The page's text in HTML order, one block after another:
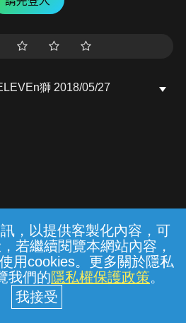
，以提供客製化內容，可
若繼續閱覽本網站內容，
用cookies。更多關於隱私
我們的隱私權保護政策。
獅 2018/05/27
服務條款 隱私權保護
限公司個人家庭分公司
96979949) © 2026
{{notifyMsg}}